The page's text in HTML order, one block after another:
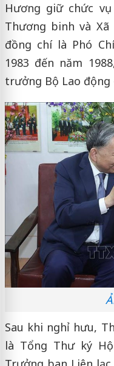
Hương giữ chức
Thương binh và Xã
đồng chí là Phó
1983 đến năm
trưởng Bộ Lao động
Sau khi nghỉ hưu,
là Tổng Thư ký